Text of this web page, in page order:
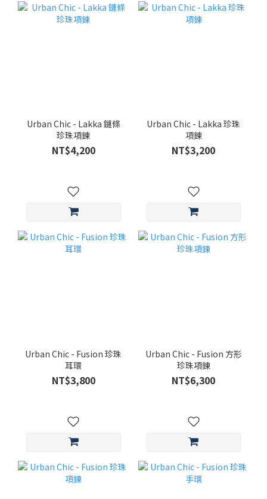
Urban Chic - Lakka 鏈條
珍珠項鍊
NT$4,200
Urban Chic - Lakka 珍珠
項鍊
NT$3,200
Urban Chic - Fusion 珍珠
耳環
NT$3,800
Urban Chic - Fusion 方形
珍珠項鍊
NT$6,300